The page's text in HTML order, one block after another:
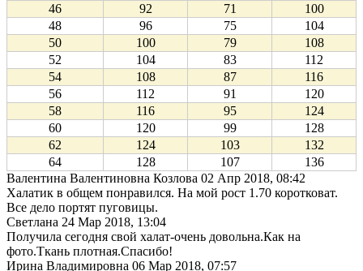
46
92 71
100
48
96 75
104
50
100 79
108
52
104 83
112
54
108 87
116
56
112 91
120
58
116 95
124
60
120 99
128
62
124 103
132
64
128 107
136
Валентина Валентиновна Козлова 02 Апр 2018, 08:42
Халатик в общем понравился. На мой рост 1.70 коротковат.
Все дело портят пуговицы.
Светлана 24 Мар 2018, 13:04
Получила сегодня свой халат-очень довольна.Как на
фото.Ткань плотная.Спасибо!
Ирина Владимировна 06 Мар 2018, 07:57